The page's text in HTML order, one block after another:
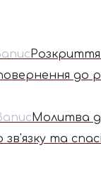
Розкриття
до
Молитва
та